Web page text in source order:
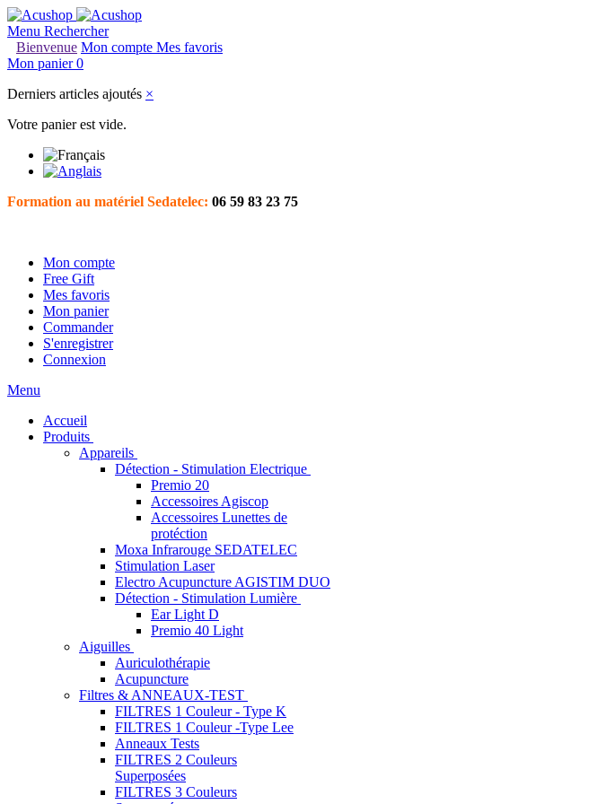
Menu Rechercher
Bienvenue Mon compte Mes favoris
Mon panier 0
Derniers articles ajoutés ×
Votre panier est vide.
Formation au matériel Sedatelec: 06 59 83 23 75
Mon compte
Free Gift
Mes favoris
Mon panier
Commander
S'enregistrer
Connexion
Menu
Accueil
Produits
Appareils
Détection - Stimulation Electrique
Premio 20
Accessoires Agiscop
Accessoires Lunettes de
protéction
Moxa Infrarouge SEDATELEC
Stimulation Laser
Electro Acupuncture AGISTIM DUO
Détection - Stimulation Lumière
Ear Light D
Premio 40 Light
Aiguilles
Auriculothérapie
Acupuncture
Filtres & ANNEAUX-TEST
FILTRES 1 Couleur - Type K
FILTRES 1 Couleur -Type Lee
Anneaux Tests
FILTRES 2 Couleurs
Superposées
FILTRES 3 Couleurs